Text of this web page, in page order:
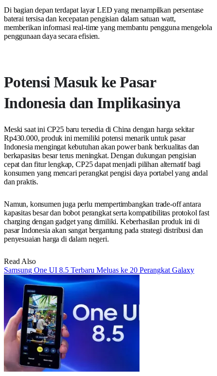
Di bagian depan terdapat layar LED yang menampilkan persentase
baterai tersisa dan kecepatan pengisian dalam satuan watt,
memberikan informasi real-time yang membantu pengguna mengelola
penggunaan daya secara efisien.
Potensi Masuk ke Pasar
Indonesia dan Implikasinya
Meski saat ini CP25 baru tersedia di China dengan harga sekitar
Rp430.000, produk ini memiliki potensi menarik untuk pasar
Indonesia mengingat kebutuhan akan power bank berkualitas dan
berkapasitas besar terus meningkat. Dengan dukungan pengisian
cepat dan fitur lengkap, CP25 dapat menjadi pilihan alternatif bagi
konsumen yang mencari perangkat pengisi daya portabel yang andal
dan praktis.
Namun, konsumen juga perlu mempertimbangkan trade-off antara
kapasitas besar dan bobot perangkat serta kompatibilitas protokol fast
charging dengan gadget yang dimiliki. Keberhasilan produk ini di
pasar Indonesia akan sangat bergantung pada strategi distribusi dan
penyesuaian harga di dalam negeri.
Read Also
Samsung One UI 8.5 Terbaru Meluas ke 20 Perangkat Galaxy